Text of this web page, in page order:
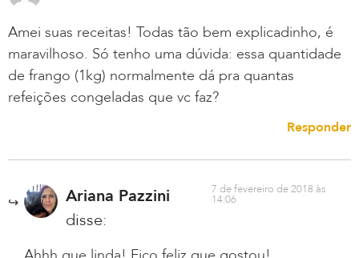
Amei suas receitas! Todas tão bem explicadinho, é
maravilhoso. Só tenho uma dúvida: essa quantidade
de frango (1kg) normalmente dá pra quantas
refeições congeladas que vc faz?
Responder
Ariana Pazzini
disse:
7 de fevereiro de 2018 às
14:06